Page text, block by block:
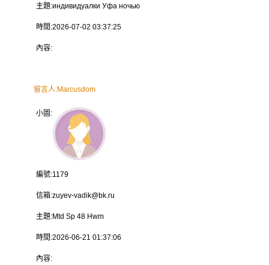
主題:индивидуалки Уфа ночью
時間:2026-07-02 03:37:25
內容:
留言人:Marcusdom
小圖:
編號:1179
信箱:zuyev-vadik@bk.ru
主題:Mtd Sp 48 Hwm
時間:2026-06-21 01:37:06
內容: